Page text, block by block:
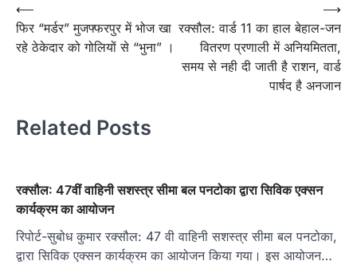
Post
navigation
⟵
फिर “मर्डर” मुजफ्फरपुर में भोज खा
रहे ठेकेदार को गोलियों से “भुना” ।
रक्सौल: वार्ड 11 का हाल बेहाल-जन
वितरण प्रणाली में अनियमितता,
समय से नही दी जाती है राशन, वार्ड
पार्षद है अनजान
⟶
Related Posts
रक्सौल: 47वीं वाहिनी सशस्त्र सीमा बल पनटोका द्वारा सिविक एक्सन
कार्यक्रम का आयोजन
रिपोर्ट-सुबोध कुमार रक्सौल: 47 वी वाहिनी सशस्त्र सीमा बल पनटोका,
द्वारा सिविक एक्सन कार्यक्रम का आयोजन किया गया। इस आयोजन…